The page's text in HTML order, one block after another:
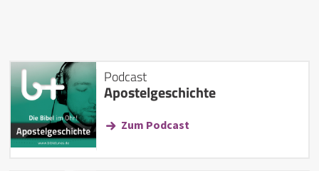
Podcast
Apostelgeschichte
Zum Podcast